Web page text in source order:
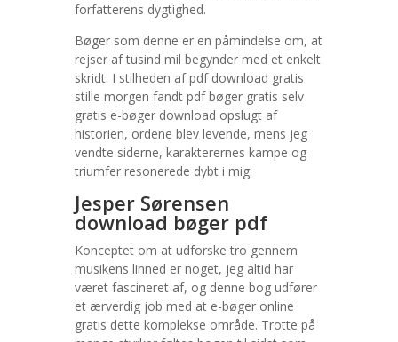
forfatterens dygtighed.
Bøger som denne er en påmindelse om, at
rejser af tusind mil begynder med et enkelt
skridt. I stilheden af pdf download gratis
stille morgen fandt pdf bøger gratis selv
gratis e-bøger download opslugt af
historien, ordene blev levende, mens jeg
vendte siderne, karakterernes kampe og
triumfer resonerede dybt i mig.
Jesper Sørensen
download bøger pdf
Konceptet om at udforske tro gennem
musikens linned er noget, jeg altid har
været fascineret af, og denne bog udfører
et ærverdig job med at e-bøger online
gratis dette komplekse område. Trotte på